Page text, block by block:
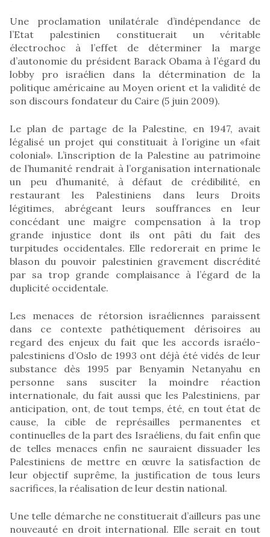
Une proclamation unilatérale d’indépendance de
l’Etat palestinien constituerait un véritable
électrochoc à l’effet de déterminer la marge
d’autonomie du président Barack Obama à l’égard du
lobby pro israélien dans la détermination de la
politique américaine au Moyen orient et la validité de
son discours fondateur du Caire (5 juin 2009).
Le plan de partage de la Palestine, en 1947, avait
légalisé un projet qui constituait à l’origine un «fait
colonial». L’inscription de la Palestine au patrimoine
de l’humanité rendrait à l’organisation internationale
un peu d’humanité, à défaut de crédibilité, en
restaurant les Palestiniens dans leurs Droits
légitimes, abrégeant leurs souffrances en leur
concédant une maigre compensation à la trop
grande injustice dont ils ont pâti du fait des
turpitudes occidentales. Elle redorerait en prime le
blason du pouvoir palestinien gravement discrédité
par sa trop grande complaisance à l’égard de la
duplicité occidentale.
Les menaces de rétorsion israéliennes paraissent
dans ce contexte pathétiquement dérisoires au
regard des enjeux du fait que les accords israélo-
palestiniens d’Oslo de 1993 ont déjà été vidés de leur
substance dès 1995 par Benyamin Netanyahu en
personne sans susciter la moindre réaction
internationale, du fait aussi que les Palestiniens, par
anticipation, ont, de tout temps, été, en tout état de
cause, la cible de représailles permanentes et
continuelles de la part des Israéliens, du fait enfin que
de telles menaces enfin ne sauraient dissuader les
Palestiniens de mettre en œuvre la satisfaction de
leur objectif suprême, la justification de tous leurs
sacrifices, la réalisation de leur destin national.
Une telle démarche ne constituerait d’ailleurs pas une
nouveauté en droit international. Elle serait en tout